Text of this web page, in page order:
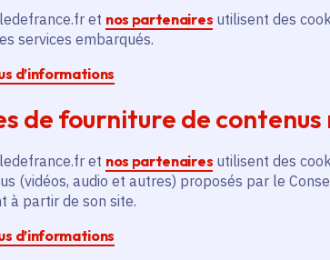
et nos partenaires utilisent des
services embarqués.
d’informations
de fourniture de
et nos partenaires utilisent des
(vidéos, audio et autres) proposés par le
à partir de son site.
d’informations
Chennevières-sur-Marne (94)
communes
En savoir plus
et
Travaux des
et 5.1 et études de la
tranche sud pour le